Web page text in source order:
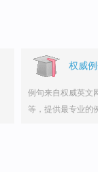
权威
例句来自权威英文
等，提供最专业的